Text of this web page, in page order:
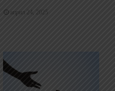
април 24, 2025